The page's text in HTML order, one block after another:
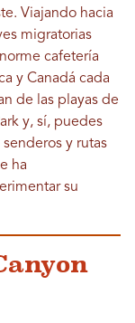
Viajando hacia
migratorias
cafetería
y Canadá cada
de las playas de
y, sí, puedes
y rutas
ha
su